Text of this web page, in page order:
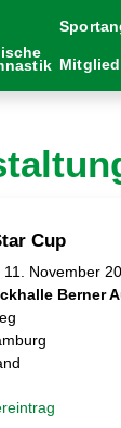
Cup
11. November
Berner